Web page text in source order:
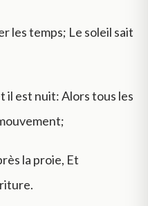
les temps; Le soleil sait
il est nuit: Alors tous les
la proie, Et